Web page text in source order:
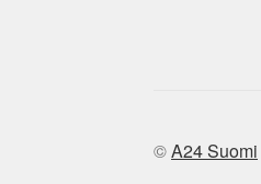
©A24 Suomi